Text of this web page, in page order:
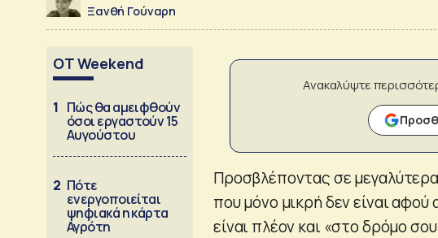
Ξανθή Γούναρη
OT Weekend
1 Πώς θα αμειφθούν
όσοι εργαστούν 15
Αυγούστου
2 Πότε
ενεργοποιείται
ψηφιακά η κάρτα
Αγρότη
Ανακαλύψτε
Προσβλέποντας σε
που μόνο μικρή δεν είναι αφού
είναι πλέον και «στο δρόμο